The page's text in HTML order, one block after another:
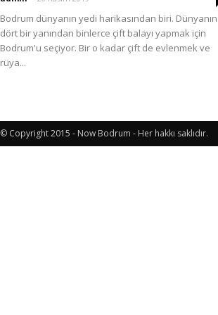
Etkinlik
Bodrum dünyanın yedi harikasından biri. Dünyanın
dört bir yanından binlerce çift balayı yapmak için
Bodrum'u seçiyor. Bir o kadar çift de evlenmek ve
rüya...
© Copyright 2015 - Now Bodrum - Her hakkı saklıdır.